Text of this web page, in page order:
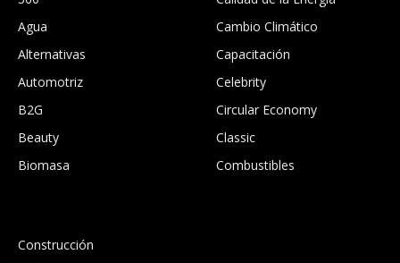
Agua
Alternativas
Automotriz
B2G
Beauty
Biomasa
Cambio Climático
Capacitación
Celebrity
Circular Economy
Classic
Combustibles
Construcción